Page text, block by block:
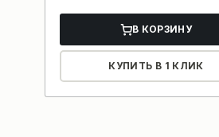
В КОРЗИНУ
КУПИТЬ В 1 КЛИК